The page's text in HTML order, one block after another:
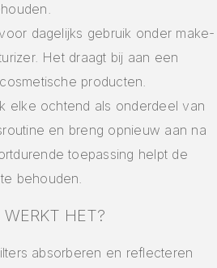
dagelijks gebruik onder make-
Het draagt bij aan een
producten.
elke ochtend als onderdeel van
en breng opnieuw aan na
toepassing helpt de
behouden.
WERKT HET?
absorberen en reflecteren